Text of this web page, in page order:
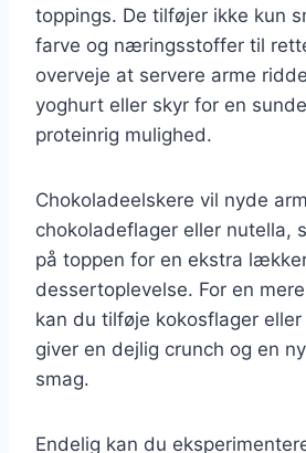
toppings. De tilføjer ikke kun
farve og næringsstoffer til
overveje at servere arme
yoghurt eller skyr for en
proteinrig mulighed.
Chokoladeelskere vil nyde
chokoladeflager eller nutella,
på toppen for en ekstra
dessertoplevelse. For en
kan du tilføje kokosflager
giver en dejlig crunch og en
smag.
Endelig kan du